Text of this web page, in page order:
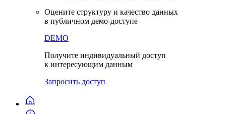
Оцените структуру и качество данных
в публичном демо-доступе
DEMO
Получите индивидуальный доступ
к интересующим данным
Запросить доступ